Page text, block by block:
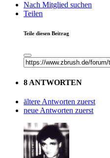
Nach Mitglied suchen
Teilen
Teile diesen Beitrag
8 ANTWORTEN
ältere Antworten zuerst
neue Antworten zuerst